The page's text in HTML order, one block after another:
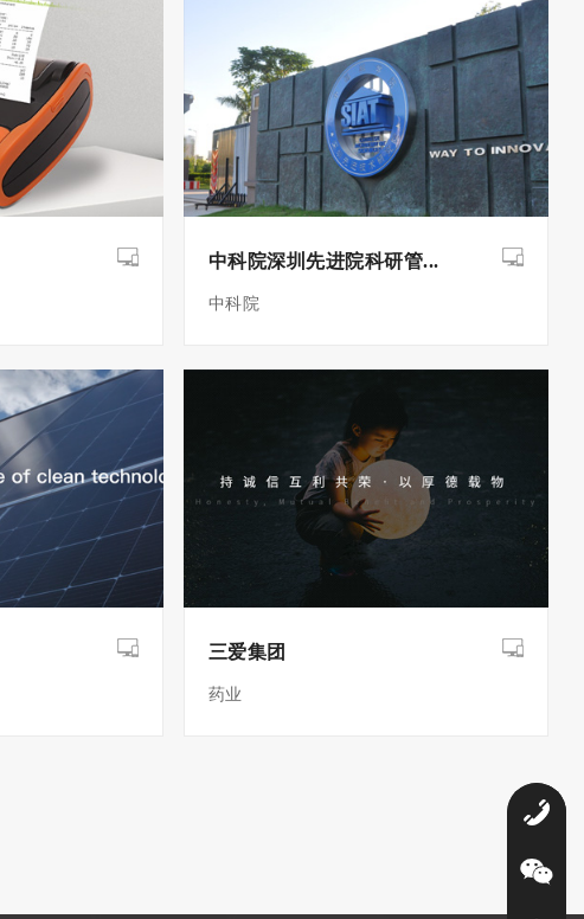
中科院深圳先进院科研管...
中科院
三爱集团
药业